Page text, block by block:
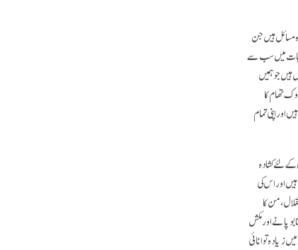
مسائل ہیں جن
میں سب سے
ہیں جو ہمیں
تھام کا
اور اپنی تمام
لئے کشادہ
اور اس کی
من کا
پانے اور مکش
توانائی